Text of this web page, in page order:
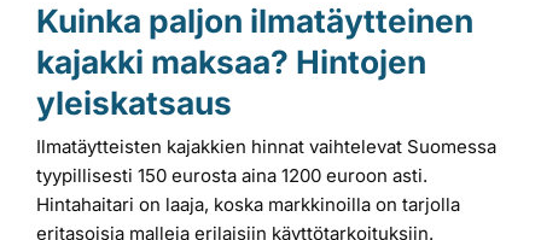
Kuinka paljon ilmatäytteinen
kajakki maksaa? Hintojen
yleiskatsaus
Ilmatäytteisten kajakkien hinnat vaihtelevat Suomessa
tyypillisesti 150 eurosta aina 1200 euroon asti.
Hintahaitari on laaja, koska markkinoilla on tarjolla
eritasoisia malleja erilaisiin käyttötarkoituksiin.